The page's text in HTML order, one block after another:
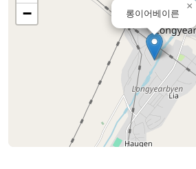
롱이어베이른
×
−